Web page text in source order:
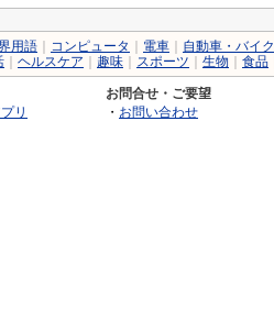
用語 コンピュータ 電車 自動車・バイク
ヘルスケア 趣味 スポーツ 生物 食品
リ
お問合せ・ご要望
・ お問い合わせ